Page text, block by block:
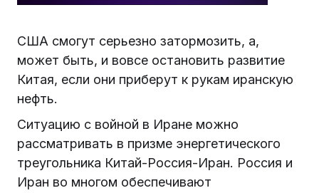
США смогут серьезно затормозить, а,
может быть, и вовсе остановить развитие
Китая, если они приберут к рукам иранскую
нефть.
Ситуацию с войной в Иране можно
рассматривать в призме энергетического
треугольника Китай-Россия-Иран. Россия и
Иран во многом обеспечивают